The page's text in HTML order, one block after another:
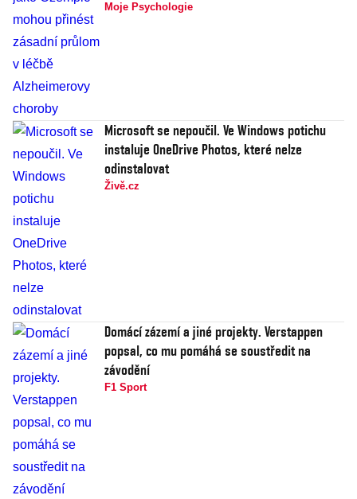
Moje Psychologie
Microsoft se nepoučil. Ve Windows potichu
instaluje OneDrive Photos, které nelze
odinstalovat
Živě.cz
Domácí zázemí a jiné projekty. Verstappen
popsal, co mu pomáhá se soustředit na
závodění
F1 Sport